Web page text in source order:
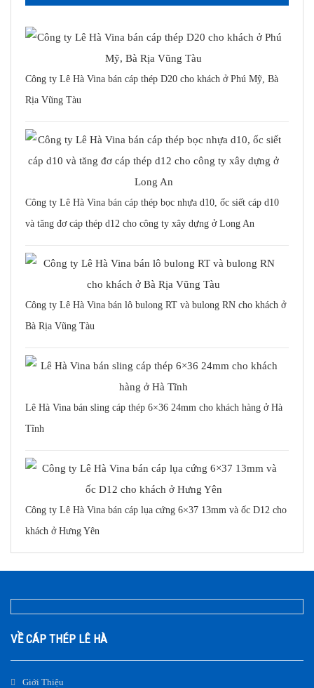
Công ty Lê Hà Vina bán cáp thép D20 cho khách ở Phú Mỹ, Bà
Rịa Vũng Tàu
Công ty Lê Hà Vina bán cáp thép bọc nhựa d10, ốc siết cáp d10
và tăng đơ cáp thép d12 cho công ty xây dựng ở Long An
Công ty Lê Hà Vina bán lô bulong RT và bulong RN cho khách ở
Bà Rịa Vũng Tàu
Lê Hà Vina bán sling cáp thép 6×36 24mm cho khách hàng ở Hà
Tĩnh
Công ty Lê Hà Vina bán cáp lụa cứng 6×37 13mm và ốc D12 cho
khách ở Hưng Yên
VỀ CÁP THÉP LÊ HÀ
Giới Thiệu